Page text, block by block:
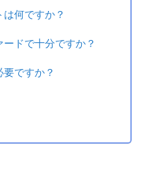
何ですか？
ドで十分ですか？
ですか？